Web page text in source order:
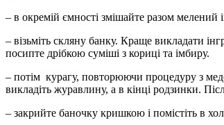
– в окремій ємності змішайте разом мелений
– візьміть скляну банку. Краще викладати
посипте дрібкою суміші з кориці та імбиру.
– потім курагу, повторюючи процедуру з
викладіть журавлину, а в кінці родзинки.
– закрийте баночку кришкою і помістіть в